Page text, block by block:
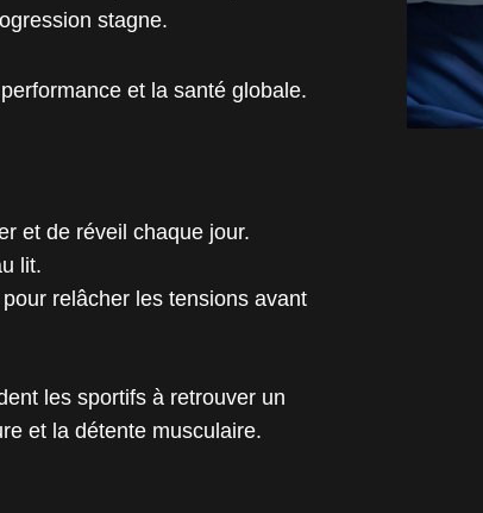
stagne.
et la santé globale.
et de réveil chaque jour.
lit.
relâcher les tensions avant
les sportifs à retrouver un
et la détente musculaire.